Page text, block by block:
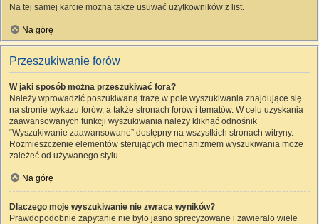
Na tej samej karcie można także usuwać użytkowników z list.
Na górę
Przeszukiwanie forów
W jaki sposób można przeszukiwać fora?
Należy wprowadzić poszukiwaną frazę w pole wyszukiwania znajdujące się
na stronie wykazu forów, a także stronach forów i tematów. W celu uzyskania
zaawansowanych funkcji wyszukiwania należy kliknąć odnośnik
“Wyszukiwanie zaawansowane” dostępny na wszystkich stronach witryny.
Rozmieszczenie elementów sterujących mechanizmem wyszukiwania może
zależeć od używanego stylu.
Na górę
Dlaczego moje wyszukiwanie nie zwraca wyników?
Prawdopodobnie zapytanie nie było jasno sprecyzowane i zawierało wiele